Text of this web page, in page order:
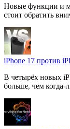
Новые функции и
стоит обратить
iPhone 17 против
В четырёх новых
больше, чем когда-